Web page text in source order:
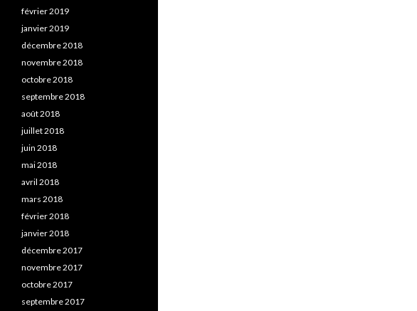
février 2019
janvier 2019
décembre 2018
novembre 2018
octobre 2018
septembre 2018
août 2018
juillet 2018
juin 2018
mai 2018
avril 2018
mars 2018
février 2018
janvier 2018
décembre 2017
novembre 2017
octobre 2017
septembre 2017